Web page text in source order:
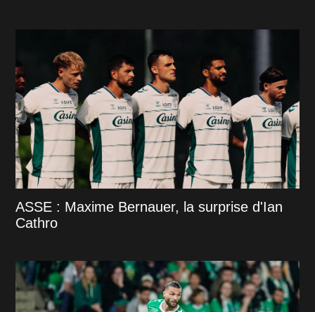
ASSE : Maxime Bernauer, la surprise d'Ian
Cathro